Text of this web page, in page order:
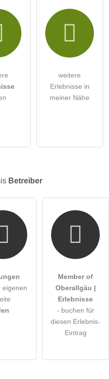
.
zur Kenntnis genommen.
Fragen sindfür alle
weitere
Erlebnisse in
meiner Nähe
Betreiber
eigenen
Member of
Oberallgäu |
Erlebnisse
- buchen für
diesen Erlebnis-
Eintrag